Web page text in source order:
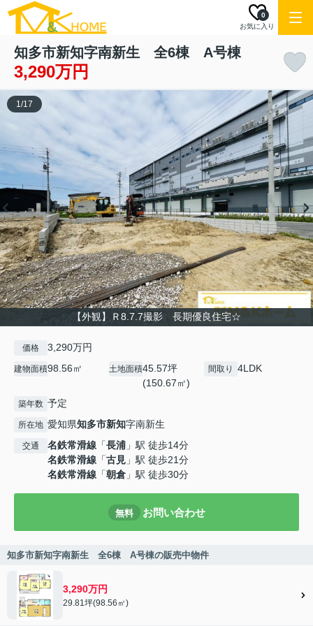
お気に入り
0
知多市新知字南新生 全6棟 A号棟
3,290万円
【外観】Ｒ8.7.7撮影 長期優良住宅☆
1/17
価格 3,290万円
建物面積98.56㎡ 土地面積45.57坪
(150.67㎡)
間取り 4LDK
築年数 予定
所在地 愛知県知多市新知字南新生
交通 名鉄常滑線 「長浦 」駅 徒歩14分
名鉄常滑線 「古見 」駅 徒歩21分
名鉄常滑線 「朝倉 」駅 徒歩30分
無料 お問い合わせ
知多市新知字南新生 全6棟 A号棟の販売中物件
3,290万円
29.81坪(98.56㎡)